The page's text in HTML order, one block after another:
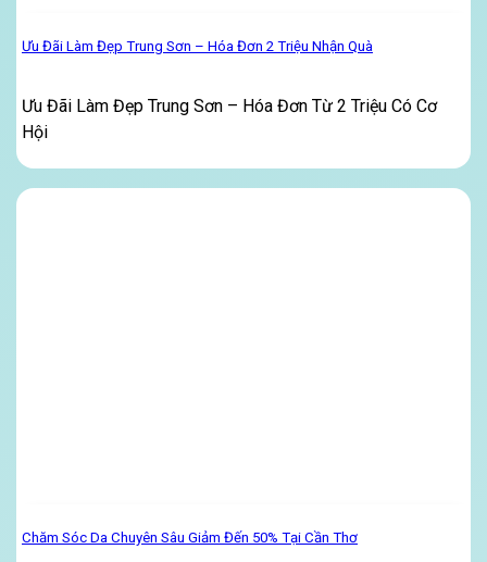
Ưu Đãi Làm Đẹp Trung Sơn – Hóa Đơn 2 Triệu Nhận Quà
Ưu Đãi Làm Đẹp Trung Sơn – Hóa Đơn Từ 2 Triệu Có Cơ
Hội
Chăm Sóc Da Chuyên Sâu Giảm Đến 50% Tại Cần Thơ